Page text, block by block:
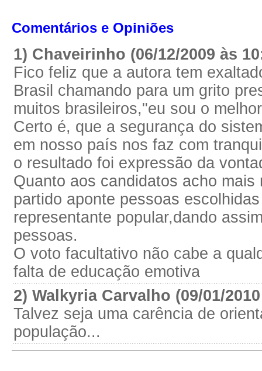
Comentários e Opiniões
1) Chaveirinho (06/12/2009 às
Fico feliz que a autora tem
Brasil chamando para um grito
muitos brasileiros,"eu sou o
Certo é, que a segurança do
em nosso país nos faz com
o resultado foi expressão da
Quanto aos candidatos acho mais
partido aponte pessoas
representante popular,dando
pessoas.
O voto facultativo não cabe a
falta de educação emotiva
2) Walkyria Carvalho (09/01/
Talvez seja uma carência de
população...